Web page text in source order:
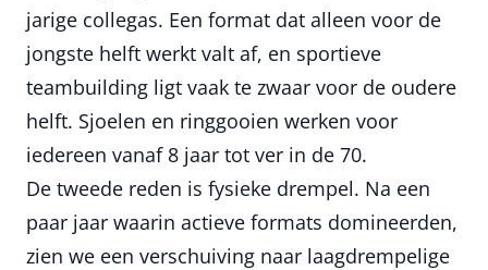
jarige collegas. Een format dat alleen voor de
jongste helft werkt valt af, en sportieve
teambuilding ligt vaak te zwaar voor de oudere
helft. Sjoelen en ringgooien werken voor
iedereen vanaf 8 jaar tot ver in de 70.
De tweede reden is fysieke drempel. Na een
paar jaar waarin actieve formats domineerden,
zien we een verschuiving naar laagdrempelige